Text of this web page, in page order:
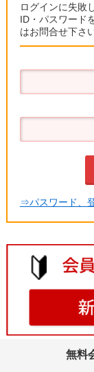
ログインに失敗
ID・パスワード
はお問合せ下さい
⇒パスワード、
無料